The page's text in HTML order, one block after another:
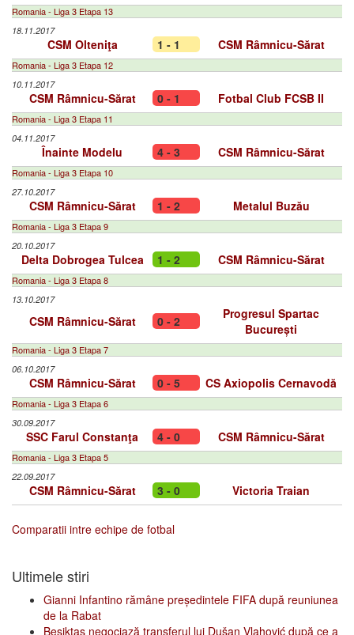
Romania - Liga 3 Etapa 13
18.11.2017
CSM Olteniţa 1 - 1 CSM Râmnicu-Sărat
Romania - Liga 3 Etapa 12
10.11.2017
CSM Râmnicu-Sărat 0 - 1 Fotbal Club FCSB II
Romania - Liga 3 Etapa 11
04.11.2017
Înainte Modelu 4 - 3 CSM Râmnicu-Sărat
Romania - Liga 3 Etapa 10
27.10.2017
CSM Râmnicu-Sărat 1 - 2 Metalul Buzău
Romania - Liga 3 Etapa 9
20.10.2017
Delta Dobrogea Tulcea 1 - 2 CSM Râmnicu-Sărat
Romania - Liga 3 Etapa 8
13.10.2017
CSM Râmnicu-Sărat 0 - 2
Progresul Spartac
București
Romania - Liga 3 Etapa 7
06.10.2017
CSM Râmnicu-Sărat 0 - 5 CS Axiopolis Cernavodă
Romania - Liga 3 Etapa 6
30.09.2017
SSC Farul Constanţa 4 - 0 CSM Râmnicu-Sărat
Romania - Liga 3 Etapa 5
22.09.2017
CSM Râmnicu-Sărat 3 - 0 Victoria Traian
Comparatii intre echipe de fotbal
Ultimele stiri
Gianni Infantino rămâne președintele FIFA după reuniunea
de la Rabat
Beşiktaş negociază transferul lui Dušan Vlahović după ce a